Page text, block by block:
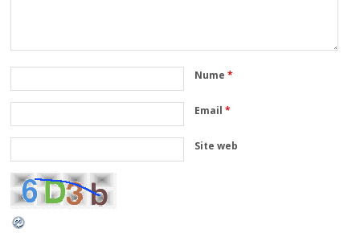
Nume*
Email*
Site web